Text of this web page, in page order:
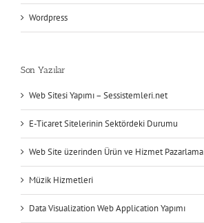
Wordpress
Son Yazılar
Web Sitesi Yapımı – Sessistemleri.net
E-Ticaret Sitelerinin Sektördeki Durumu
Web Site üzerinden Ürün ve Hizmet Pazarlama
Müzik Hizmetleri
Data Visualization Web Application Yapımı